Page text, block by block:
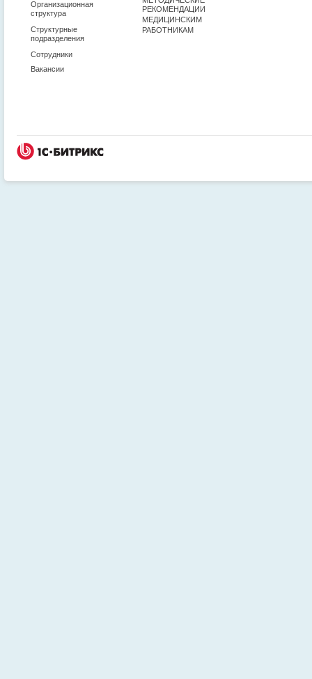
Организационная
структура
Структурные
подразделения
Сотрудники
Вакансии
РЕКОМЕНДАЦИИ
МЕДИЦИНСКИМ
РАБОТНИКАМ